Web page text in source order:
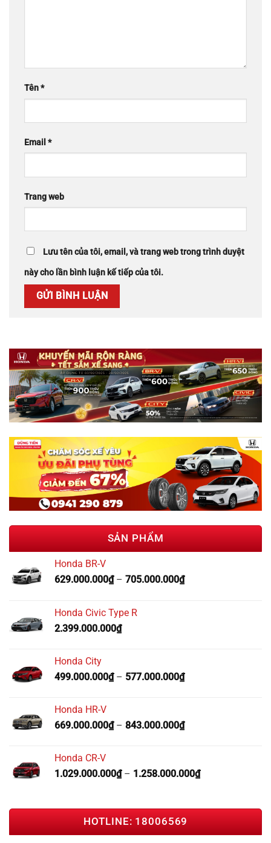
Tên*
Email *
Trang web
Lưu tên của tôi, email, và trang web trong trình duyệt
này cho lần bình luận kế tiếp của tôi.
SẢN PHẨM
Honda BR-V
629.000.000₫– 705.000.000₫
Honda Civic Type R
2.399.000.000₫
Honda City
499.000.000₫– 577.000.000₫
Honda HR-V
669.000.000₫– 843.000.000₫
Honda CR-V
1.029.000.000₫– 1.258.000.000₫
HOTLINE: 18006569